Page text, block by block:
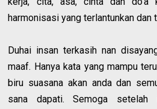
harmonisasi yang terlantunkan dan
Duhai insan terkasih nan
maaf. Hanya kata yang mampu
biru suasana akan anda dan
sana dapati. Semoga setelah